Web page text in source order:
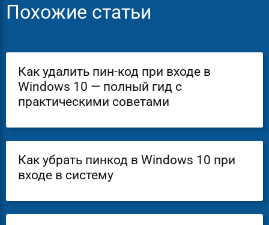
Похожие статьи
Как удалить пин-код при входе в
Windows 10 — полный гид с
практическими советами
Как убрать пинкод в Windows 10 при
входе в систему